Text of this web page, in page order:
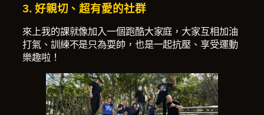
3. 好親切、超有愛的社群
來上我的課就像加入一個跑酷大家庭，大家互相加油
打氣、訓練不是只為耍帥，也是一起抗壓、享受運動
樂趣啦！